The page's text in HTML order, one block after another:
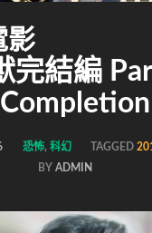
影
完結編
Completion
恐怖, 科幻 TAGGED
BYADMIN